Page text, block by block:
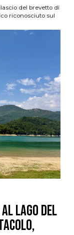
del brevetto di
riconosciuto sul
Lago del